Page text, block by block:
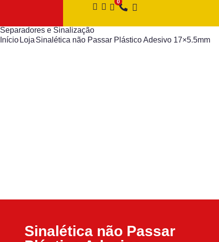
Separadores e Sinalização
Início Loja Sinalética não Passar Plástico Adesivo 17×5.5mm
Sinalética não Passar